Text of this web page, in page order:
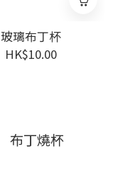
玻璃布丁杯
HK$10.00